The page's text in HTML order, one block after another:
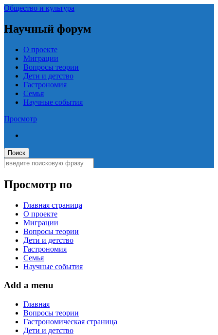
Общество и культура
Научный форум
О проекте
Миграции
Вопросы теории
Дети и детство
Гастрономия
Семья
Научные события
Просмотр
Просмотр по
Главная страница
О проекте
Миграции
Вопросы теории
Дети и детство
Гастрономия
Семья
Научные события
Add a menu
Главная
Вопросы теории
Гастрономическая страница
Дети и детство